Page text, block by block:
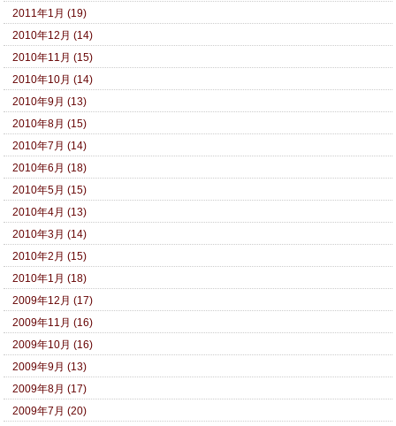
2011年1月 (19)
2010年12月 (14)
2010年11月 (15)
2010年10月 (14)
2010年9月 (13)
2010年8月 (15)
2010年7月 (14)
2010年6月 (18)
2010年5月 (15)
2010年4月 (13)
2010年3月 (14)
2010年2月 (15)
2010年1月 (18)
2009年12月 (17)
2009年11月 (16)
2009年10月 (16)
2009年9月 (13)
2009年8月 (17)
2009年7月 (20)